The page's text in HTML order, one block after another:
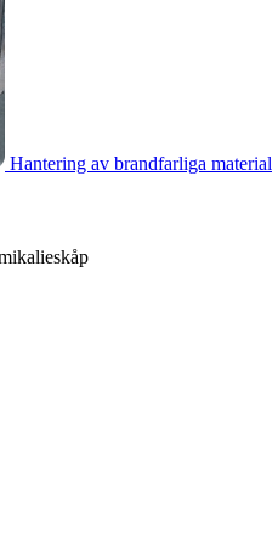
Hantering av brandfarliga material